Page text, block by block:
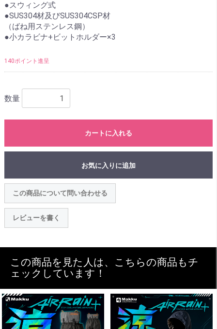
●スウィング式
●SUS304材及びSUS304CSP材
（ばね用ステンレス鋼）
●小カラビナ+ビットホルダー×3
140ポイント進呈
数量
カートに入れる
お気に入りに追加
この商品について問い合わせる
レビューを書く
この商品を見た人は、こちらの商品もチ
ェックしています！